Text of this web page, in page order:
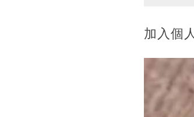
加入個